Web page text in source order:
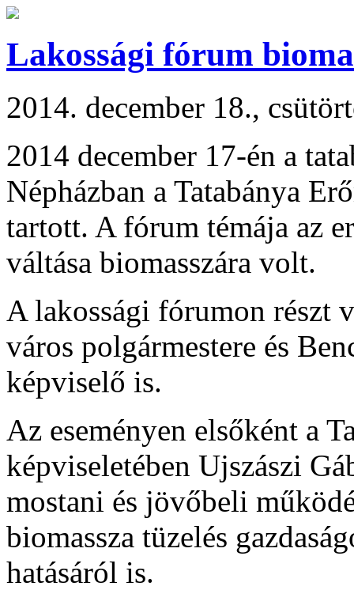
Lakossági fórum
2014. december 18.,
2014 december 17-én a
Népházban a Tatabánya
tartott. A fórum témája az
váltása biomasszára volt.
A lakossági fórumon részt
város polgármestere és
képviselő is.
Az eseményen elsőként a
képviseletében Ujszászi
mostani és jövőbeli
biomassza tüzelés
hatásáról is.